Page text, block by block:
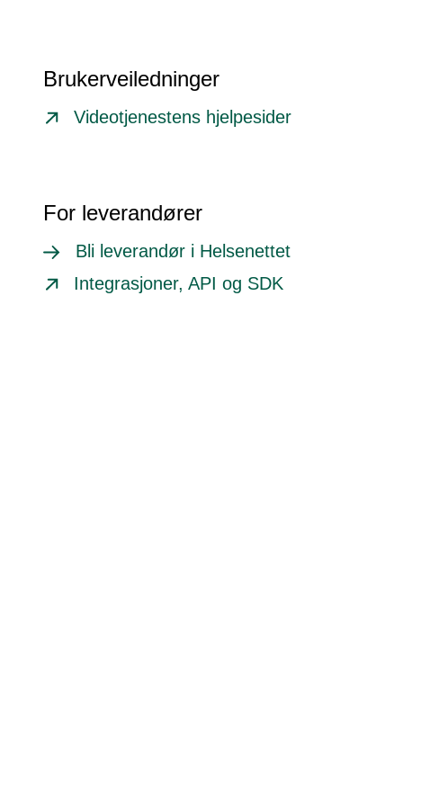
Brukerveiledninger
Videotjenestens hjelpesider
For leverandører
Bli leverandør i Helsenettet
Integrasjoner, API og SDK